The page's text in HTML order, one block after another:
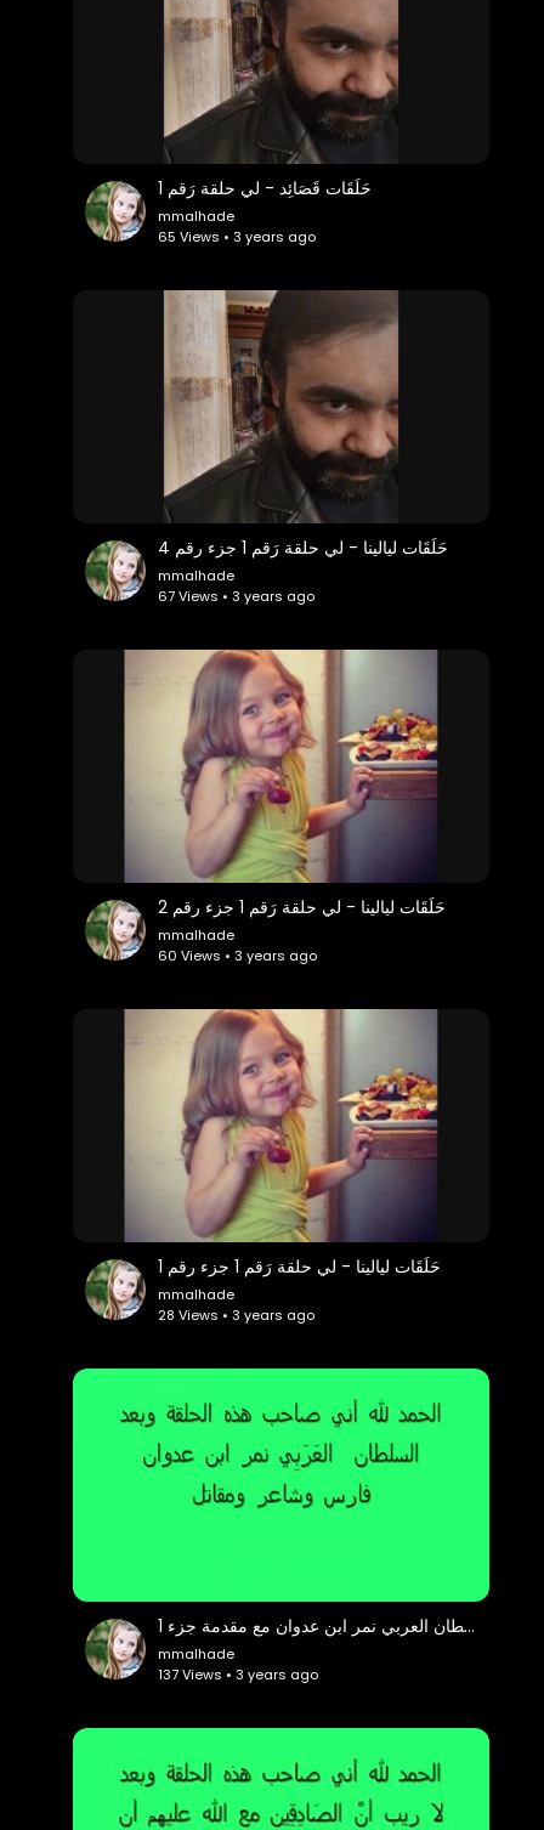
حَلَقَات قَصَائِد - لي حلقة رَقم 1
mmalhade
65 Views • 3 years ago
حَلَقَات ليالينا - لي حلقة رَقم 1 جزء رقم 4
mmalhade
67 Views • 3 years ago
حَلَقَات ليالينا - لي حلقة رَقم 1 جزء رقم 2
mmalhade
60 Views • 3 years ago
حَلَقَات ليالينا - لي حلقة رَقم 1 جزء رقم 1
mmalhade
28 Views • 3 years ago
شرح مُعَيَن لقصائد للسلطان العربي نمر ابن عدوان مع مقدمة جزء 1
mmalhade
137 Views • 3 years ago